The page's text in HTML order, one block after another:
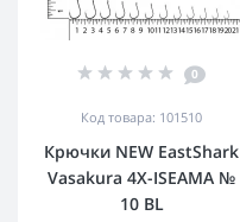
0
Код товара: 101510
Крючки NEW EastShark
Vasakura 4X-ISEAMA №
10 BL